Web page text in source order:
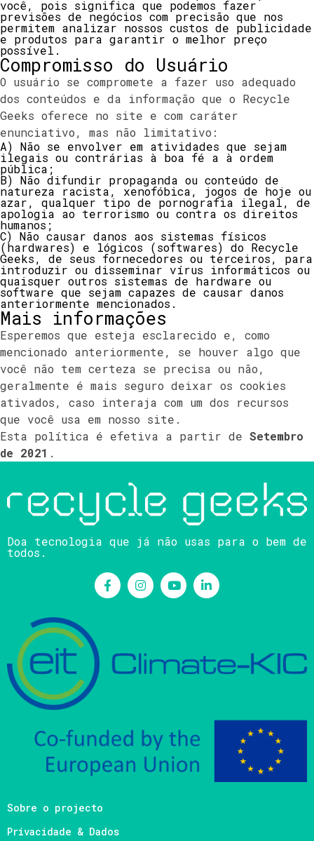
você, pois significa que podemos fazer
previsões de negócios com precisão que nos
permitem analizar nossos custos de publicidade
e produtos para garantir o melhor preço
possível.
Compromisso do Usuário
O usuário se compromete a fazer uso adequado
dos conteúdos e da informação que o Recycle
Geeks oferece no site e com caráter
enunciativo, mas não limitativo:
A) Não se envolver em atividades que sejam
ilegais ou contrárias à boa fé a à ordem
pública;
B) Não difundir propaganda ou conteúdo de
natureza racista, xenofóbica, jogos de hoje ou
azar, qualquer tipo de pornografia ilegal, de
apologia ao terrorismo ou contra os direitos
humanos;
C) Não causar danos aos sistemas físicos
(hardwares) e lógicos (softwares) do Recycle
Geeks, de seus fornecedores ou terceiros, para
introduzir ou disseminar vírus informáticos ou
quaisquer outros sistemas de hardware ou
software que sejam capazes de causar danos
anteriormente mencionados.
Mais informações
Esperemos que esteja esclarecido e, como
mencionado anteriormente, se houver algo que
você não tem certeza se precisa ou não,
geralmente é mais seguro deixar os cookies
ativados, caso interaja com um dos recursos
que você usa em nosso site.
Esta política é efetiva a partir de Setembro
de 2021 .
Doa tecnologia que já não usas para o bem de
todos.
Sobre o projecto
Privacidade & Dados